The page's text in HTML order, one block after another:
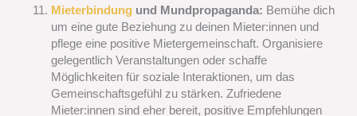
Mieterbindungund Mundpropaganda: Bemühe dich
um eine gute Beziehung zu deinen Mieter:innen und
pflege eine positive Mietergemeinschaft. Organisiere
gelegentlich Veranstaltungen oder schaffe
Möglichkeiten für soziale Interaktionen, um das
Gemeinschaftsgefühl zu stärken. Zufriedene
Mieter:innen sind eher bereit, positive Empfehlungen